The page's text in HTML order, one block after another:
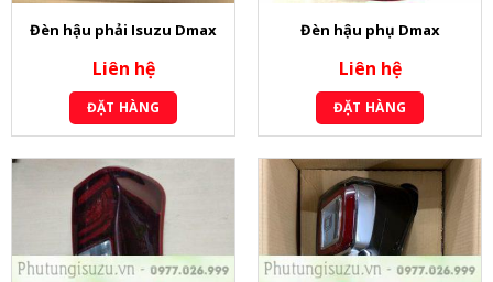
Đèn hậu phải Isuzu Dmax
Liên hệ
ĐẶT HÀNG
Đèn hậu phụ Dmax
Liên hệ
ĐẶT HÀNG